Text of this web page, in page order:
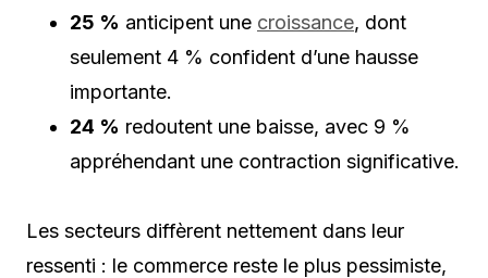
25 % anticipent une croissance, dont
seulement 4 % confident d’une hausse
importante.
24 % redoutent une baisse, avec 9 %
appréhendant une contraction significative.
Les secteurs diffèrent nettement dans leur
ressenti : le commerce reste le plus pessimiste,